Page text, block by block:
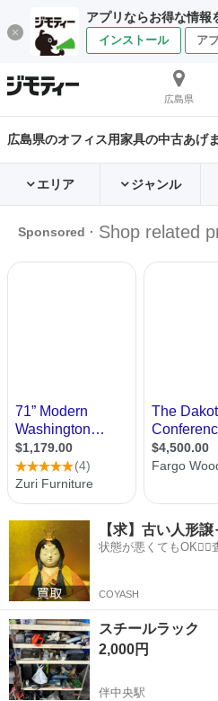
アプリならお得な情報
インストール ア
広島県
広島県のオフィス用家具の中古あげ
エリア ジャンル
【求】古い人形
状態が悪くてもOK🙆‍♀️
COYASH
スチールラック
2,000円
伴中央駅